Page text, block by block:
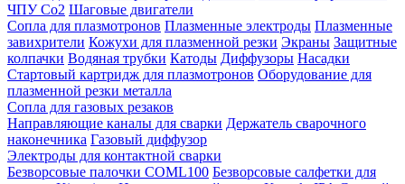
ЧПУ Co2 Шаговые двигатели
Сопла для плазмотронов Плазменные электроды Плазменные
завихрители Кожухи для плазменной резки Экраны Защитные
колпачки Водяная трубки Катоды Диффузоры Насадки
Стартовый картридж для плазмотронов Оборудование для
плазменной резки металла
Сопла для газовых резаков
Направляющие каналы для сварки Держатель сварочного
наконечника Газовый диффузор
Электроды для контактной сварки
Безворсовые палочки COML100 Безворсовые салфетки для